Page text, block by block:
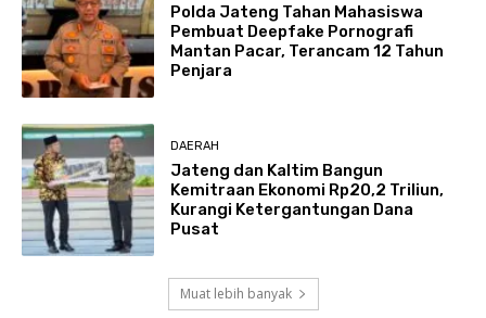
Polda Jateng Tahan Mahasiswa
Pembuat Deepfake Pornografi
Mantan Pacar, Terancam 12 Tahun
Penjara
DAERAH
Jateng dan Kaltim Bangun
Kemitraan Ekonomi Rp20,2 Triliun,
Kurangi Ketergantungan Dana
Pusat
Muat lebih banyak